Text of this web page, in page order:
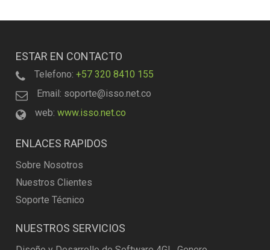
ESTAR EN CONTACTO
Telefono:+57 320 8410 155
Email: soporte@isso.net.co
web:www.isso.net.co
ENLACES RAPIDOS
Sobre Nosotros
Nuestros Clientes
Soporte Técnico
NUESTROS SERVICIOS